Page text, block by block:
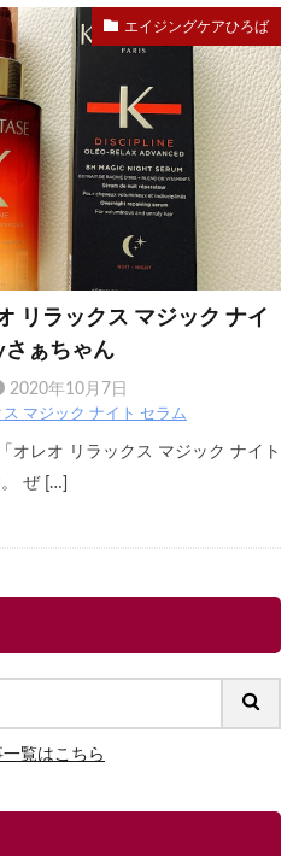
エイジングケアひろば
リラックス マジック ナイ
さぁちゃん
2020年10月7日
マジック ナイト セラム
オレオ リラックス マジック ナイト
ぜ […]
覧はこちら